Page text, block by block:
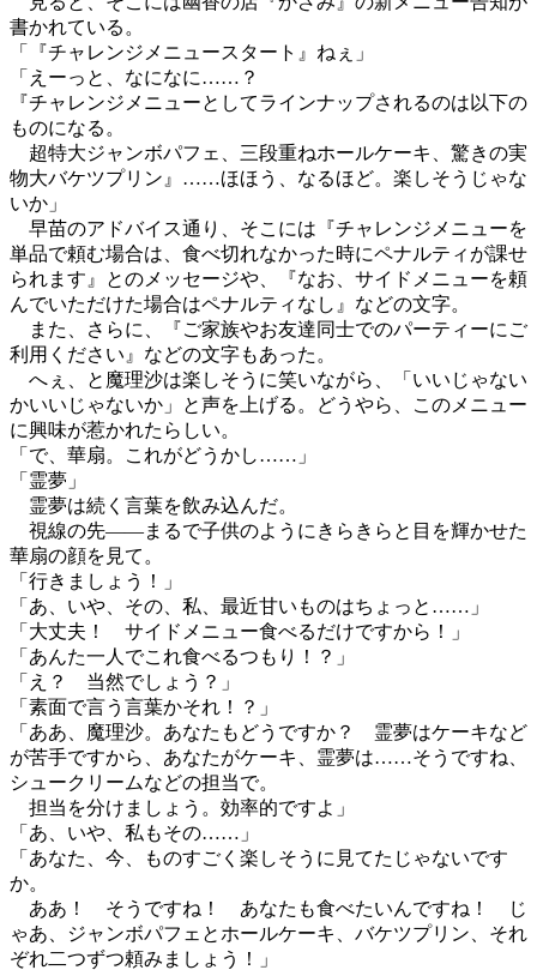
書かれている。
「『チャレンジメニュースタート』ねぇ」
「えーっと、なになに……？
『チャレンジメニューとしてラインナップされるのは以下の
ものになる。
超特大ジャンボパフェ、三段重ねホールケーキ、驚きの実
物大バケツプリン』……ほほう、なるほど。楽しそうじゃな
いか」
早苗のアドバイス通り、そこには『チャレンジメニューを
単品で頼む場合は、食べ切れなかった時にペナルティが課せ
られます』とのメッセージや、『なお、サイドメニューを頼
んでいただけた場合はペナルティなし』などの文字。
また、さらに、『ご家族やお友達同士でのパーティーにご
利用ください』などの文字もあった。
へぇ、と魔理沙は楽しそうに笑いながら、「いいじゃない
かいいじゃないか」と声を上げる。どうやら、このメニュー
に興味が惹かれたらしい。
「で、華扇。これがどうかし……」
「霊夢」
霊夢は続く言葉を飲み込んだ。
視線の先――まるで子供のようにきらきらと目を輝かせた
華扇の顔を見て。
「行きましょう！」
「あ、いや、その、私、最近甘いものはちょっと……」
「大丈夫！ サイドメニュー食べるだけですから！」
「あんた一人でこれ食べるつもり！？」
「え？ 当然でしょう？」
「素面で言う言葉かそれ！？」
「ああ、魔理沙。あなたもどうですか？ 霊夢はケーキなど
が苦手ですから、あなたがケーキ、霊夢は……そうですね、
シュークリームなどの担当で。
担当を分けましょう。効率的ですよ」
「あ、いや、私もその……」
「あなた、今、ものすごく楽しそうに見てたじゃないです
か。
ああ！ そうですね！ あなたも食べたいんですね！ じ
ゃあ、ジャンボパフェとホールケーキ、バケツプリン、それ
ぞれ二つずつ頼みましょう！」